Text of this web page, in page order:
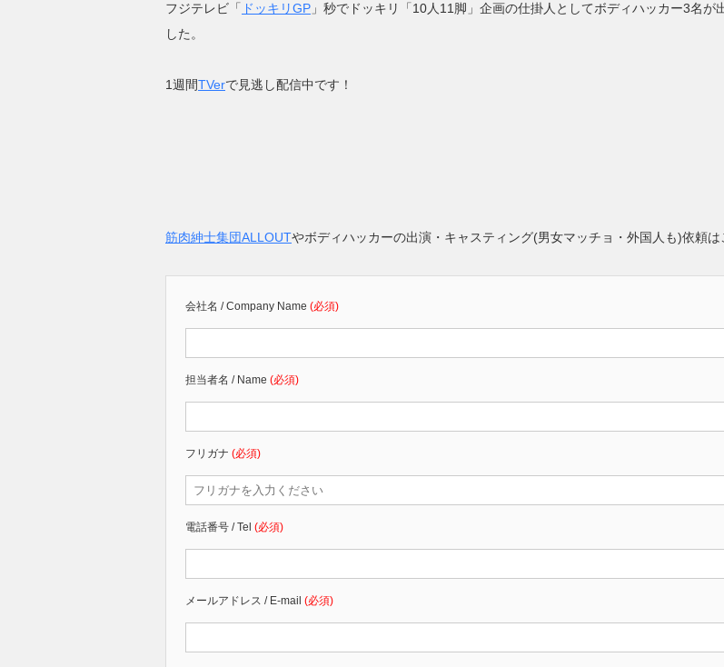
フジテレビ「 ドッキリGP 」秒でドッキリ「10人11脚」企画の仕掛人としてボディハッカー3名が
した。
1週間TVerで見逃し配信中です！
筋肉紳士集団ALLOUTやボディハッカーの出演・キャスティング(男女マッチョ・外国人も)依頼は
会社名 / Company Name (必須)
担当者名 / Name (必須)
フリガナ (必須)
電話番号 / Tel (必須)
メールアドレス / E-mail (必須)